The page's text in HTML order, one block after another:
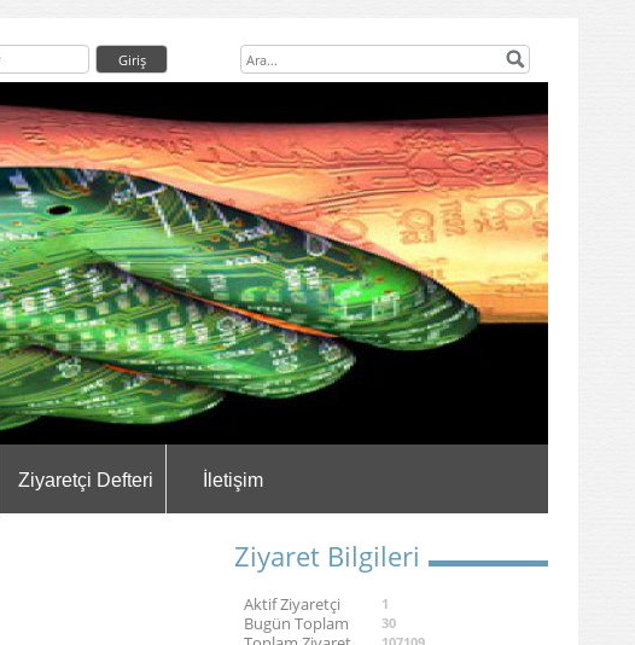
Ziyaretçi Defteri İletişim
Ziyaret Bilgileri
Aktif Ziyaretçi 1
Bugün Toplam 30